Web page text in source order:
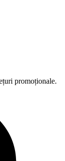
promoționale.